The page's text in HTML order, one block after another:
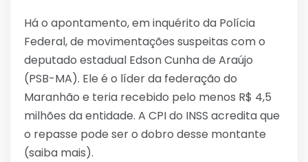
Há o apontamento, em inquérito da Polícia
Federal, de movimentações suspeitas com o
deputado estadual Edson Cunha de Araújo
(PSB-MA). Ele é o líder da federação do
Maranhão e teria recebido pelo menos R$ 4,5
milhões da entidade. A CPI do INSS acredita que
o repasse pode ser o dobro desse montante
(saiba mais).